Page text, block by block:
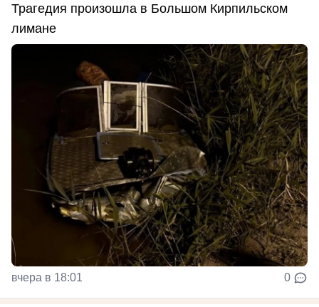
Трагедия произошла в Большом Кирпильском
лимане
вчера в 18:01 0